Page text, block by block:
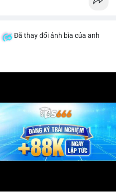
Đã thay đổi ảnh bìa của anh